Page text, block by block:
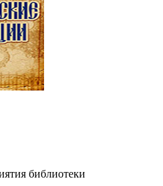
библиотеки